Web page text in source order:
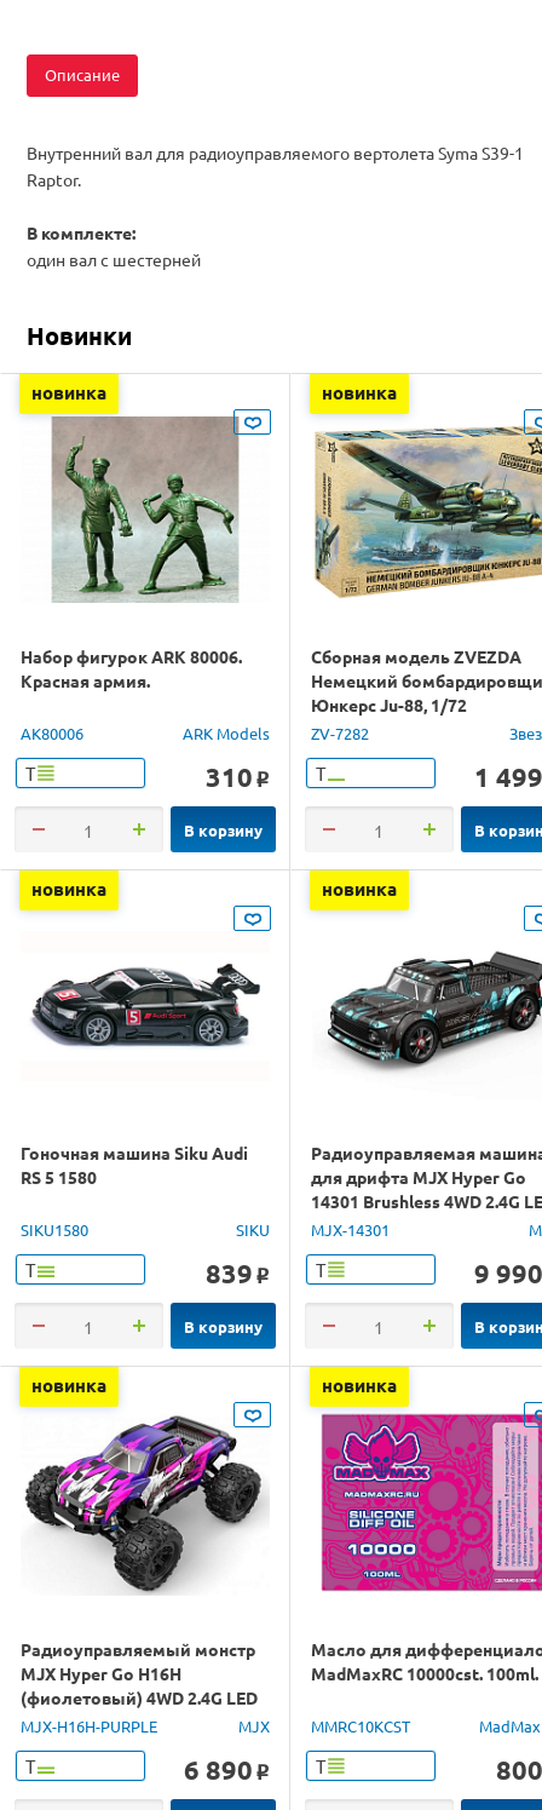
Описание
Внутренний вал для радиоуправляемого вертолета Syma S39-1
Raptor.
В комплекте:
один вал с шестерней
Новинки
новинка
Набор фигурок ARK 80006.
Красная армия.
AK80006 ARK Models
Т 310 o
В корзину
новинка
Сборная модель ZVEZDA
Немецкий
Юнкерс Ju-88, 1/72
ZV-7282
Т 1 499
В
новинка
Гоночная машина Siku Audi
RS 5 1580
SIKU1580 SIKU
Т 839 o
В корзину
новинка
Радиоуправляемая
для дрифта MJX Hyper Go
14301 Brushless 4WD 2.4G
1/14 RTR
MJX-14301
Т 9 990
В
новинка
Радиоуправляемый монстр
MJX Hyper Go H16H
(фиолетовый) 4WD 2.4G LED
GPS 1/16 RTR
MJX-H16H-PURPLE MJX
Т 6 890 o
новинка
Масло для
MadMaxRC 10000cst. 100ml.
MMRC10KCST
Т 800